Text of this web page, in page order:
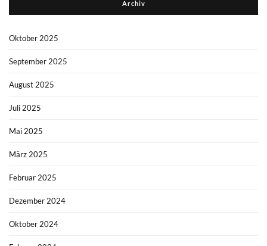
Archiv
Oktober 2025
September 2025
August 2025
Juli 2025
Mai 2025
März 2025
Februar 2025
Dezember 2024
Oktober 2024